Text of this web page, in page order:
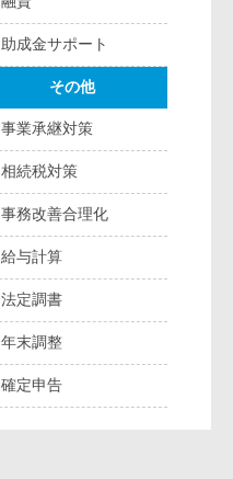
助成金サポート
その他
事業承継対策
相続税対策
事務改善合理化
給与計算
法定調書
年末調整
確定申告